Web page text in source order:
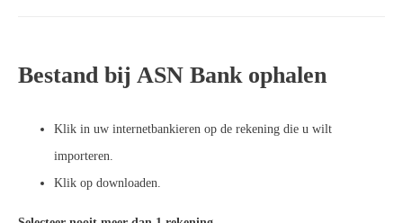
Bestand bij ASN Bank ophalen
Klik in uw internetbankieren op de rekening die u wilt
importeren.
Klik op downloaden.